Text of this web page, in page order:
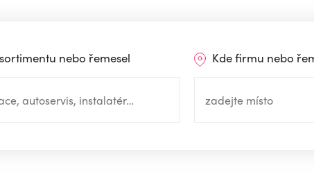
nebo řemesel Kde firmu nebo